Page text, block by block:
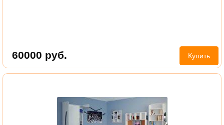
60000 руб. Купить